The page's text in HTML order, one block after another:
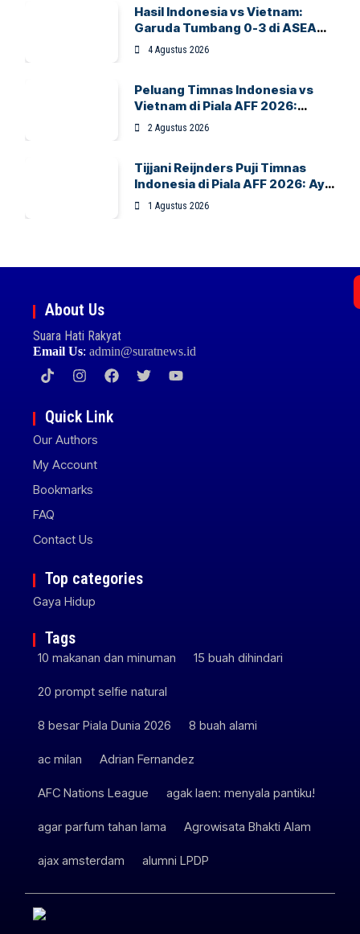
Hasil Indonesia vs Vietnam:
Garuda Tumbang 0-3 di ASEAN
Hyundai Cup 2026
4 Agustus 2026
Peluang Timnas Indonesia vs
Vietnam di Piala AFF 2026:
Garuda Bidik Tiket Semifinal di
Pakansari
2 Agustus 2026
Tijjani Reijnders Puji Timnas
Indonesia di Piala AFF 2026: Ayo
Indonesia!
1 Agustus 2026
About Us
Suara Hati Rakyat
Email Us:admin@suratnews.id
Quick Link
Our Authors
My Account
Bookmarks
FAQ
Contact Us
Top categories
Gaya Hidup
Tags
10 makanan dan minuman 15 buah dihindari
20 prompt selfie natural
8 besar Piala Dunia 2026 8 buah alami
ac milan Adrian Fernandez
AFC Nations League agak laen: menyala pantiku!
agar parfum tahan lama Agrowisata Bhakti Alam
ajax amsterdam alumni LPDP